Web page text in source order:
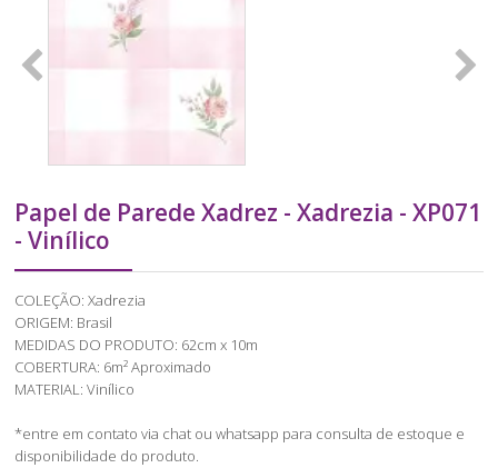
Papel de Parede Xadrez - Xadrezia - XP071
- Vinílico
COLEÇÃO: Xadrezia
ORIGEM: Brasil
MEDIDAS DO PRODUTO: 62cm x 10m
COBERTURA: 6m² Aproximado
MATERIAL: Vinílico
*entre em contato via chat ou whatsapp para consulta de estoque e
disponibilidade do produto.